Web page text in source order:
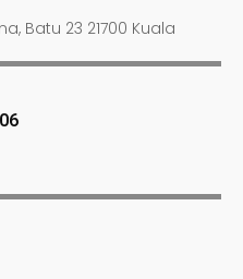
Batu 23 21700 Kuala